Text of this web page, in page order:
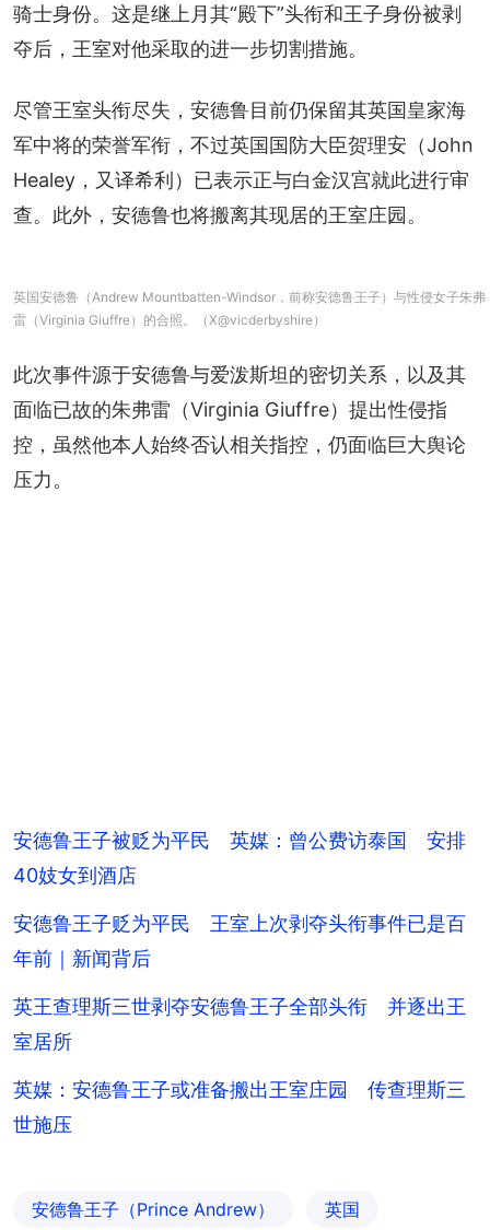
骑士身份。这是继上月其“殿下”头衔和王子身份被剥
夺后，王室对他采取的进一步切割措施。
尽管王室头衔尽失，安德鲁目前仍保留其英国皇家海
军中将的荣誉军衔，不过英国国防大臣贺理安（John
Healey，又译希利）已表示正与白金汉宫就此进行审
查。此外，安德鲁也将搬离其现居的王室庄园。
英国安德鲁（Andrew Mountbatten-Windsor，前称安德鲁王子）与性侵女子朱弗
雷（Virginia Giuffre）的合照。（X@vicderbyshire）
此次事件源于安德鲁与爱泼斯坦的密切关系，以及其
面临已故的朱弗雷（Virginia Giuffre）提出性侵指
控，虽然他本人始终否认相关指控，仍面临巨大舆论
压力。
安德鲁王子被贬为平民 英媒：曾公费访泰国 安排
40妓女到酒店
安德鲁王子贬为平民 王室上次剥夺头衔事件已是百
年前｜新闻背后
英王查理斯三世剥夺安德鲁王子全部头衔 并逐出王
室居所
英媒：安德鲁王子或准备搬出王室庄园 传查理斯三
世施压
安德鲁王子（Prince Andrew） 英国